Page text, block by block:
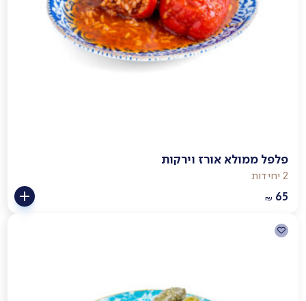
פלפל ממולא אורז וירקות
2 יחידות
₪ 65